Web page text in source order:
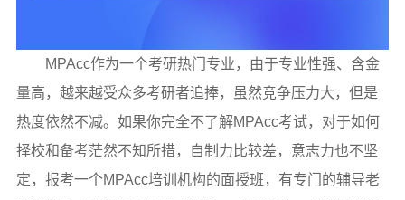
MPAcc作为一个考研热门专业，由于专业性强、含金
量高，越来越受众多考研者追捧，虽然竞争压力大，但是
热度依然不减。如果你完全不了解MPAcc考试，对于如何
择校和备考茫然不知所措，自制力比较差，意志力也不坚
定，报考一个MPAcc培训机构的面授班，有专门的辅导老